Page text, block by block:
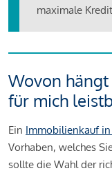
maximale
Wovon
für mich
Ein Immobilienkauf
Vorhaben, welches
sollte die Wahl der